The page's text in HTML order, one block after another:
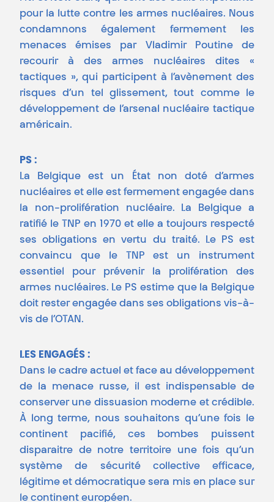
pour la lutte contre les armes nucléaires. Nous
condamnons également fermement les
menaces émises par Vladimir Poutine de
recourir à des armes nucléaires dites «
tactiques », qui participent à l’avènement des
risques d’un tel glissement, tout comme le
développement de l’arsenal nucléaire tactique
américain.
PS :
La Belgique est un État non doté d’armes
nucléaires et elle est fermement engagée dans
la non-prolifération nucléaire. La Belgique a
ratifié le TNP en 1970 et elle a toujours respecté
ses obligations en vertu du traité. Le PS est
convaincu que le TNP est un instrument
essentiel pour prévenir la prolifération des
armes nucléaires. Le PS estime que la Belgique
doit rester engagée dans ses obligations vis-à-
vis de l’OTAN.
LES ENGAGÉS :
Dans le cadre actuel et face au développement
de la menace russe, il est indispensable de
conserver une dissuasion moderne et crédible.
À long terme, nous souhaitons qu’une fois le
continent pacifié, ces bombes puissent
disparaitre de notre territoire une fois qu’un
système de sécurité collective efficace,
légitime et démocratique sera mis en place sur
le continent européen.